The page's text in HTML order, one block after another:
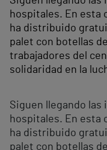
hospitales. En esta
ha distribuido
palet con botellas
trabajadores del
solidaridad en la
Siguen llegando
hospitales. En esta
ha distribuido
palet con botellas